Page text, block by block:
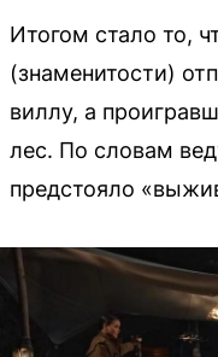
Итогом стало то,
(знаменитости)
виллу, а
лес. По словам
предстояло